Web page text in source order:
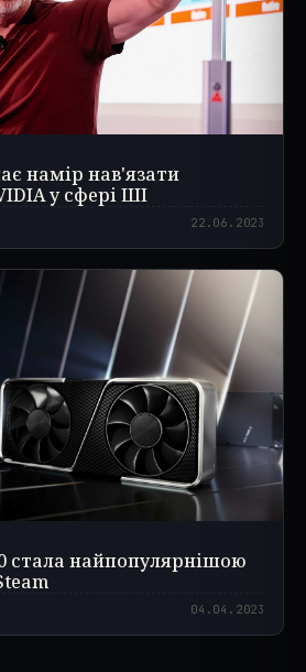
намір нав'язати
у сфері ШІ
22.06.2023
стала найпопулярнішою
04.04.2023